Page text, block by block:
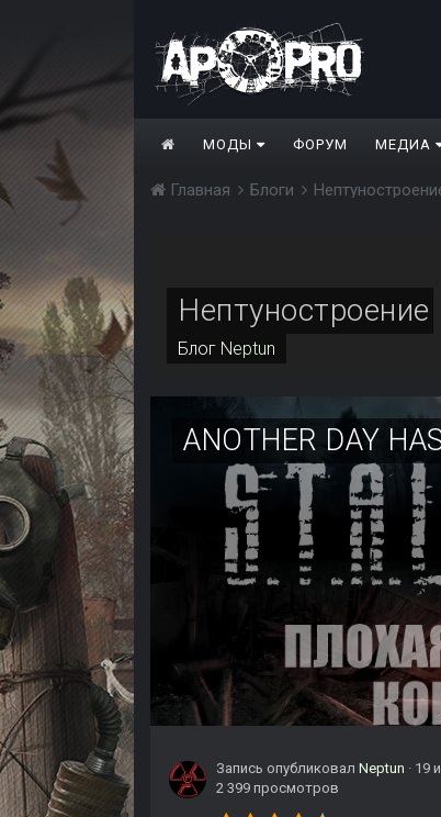
МОДЫ ФОРУМ МЕДИА
Главная Блоги
Нептуностроение
Блог Neptun
ANOTHER DAY
Запись опубликовал Neptun · 19
2 399 просмотров